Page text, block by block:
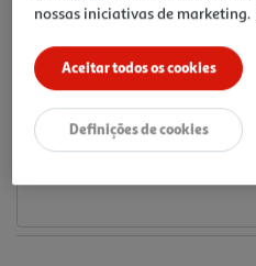
4,49 €
Notas de preparação
nossas iniciativas de marketing.
Aceitar todos os cookies
Definições de cookies